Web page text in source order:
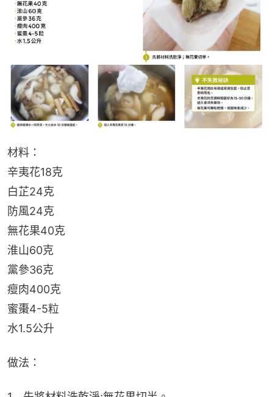
材料：
辛夷花18克
白芷24克
防風24克
無花果40克
淮山60克
黨參36克
瘦肉400克
蜜棗4-5粒
水1.5公升
做法：